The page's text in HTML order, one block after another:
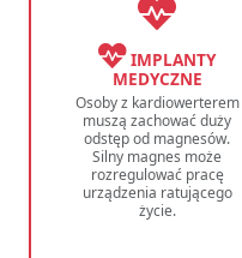
IMPLANTY
MEDYCZNE
Osoby z kardiowerterem
muszą zachować duży
odstęp od magnesów.
Silny magnes może
rozregulować pracę
urządzenia ratującego
życie.